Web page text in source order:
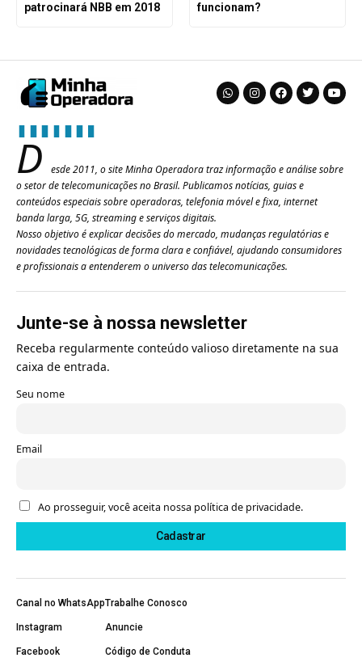
patrocinará NBB em 2018
funcionam?
D
esde 2011, o site Minha Operadora traz informação e análise sobre
o setor de telecomunicações no Brasil. Publicamos notícias, guias e
conteúdos especiais sobre operadoras, telefonia móvel e fixa, internet
banda larga, 5G, streaming e serviços digitais.
Nosso objetivo é explicar decisões do mercado, mudanças regulatórias e
novidades tecnológicas de forma clara e confiável, ajudando consumidores
e profissionais a entenderem o universo das telecomunicações.
Junte-se à nossa newsletter
Receba regularmente conteúdo valioso diretamente na sua
caixa de entrada.
Seu nome
Email
Ao prosseguir, você aceita nossa política de privacidade.
Canal no WhatsApp
Instagram
Facebook
Trabalhe Conosco
Anuncie
Código de Conduta